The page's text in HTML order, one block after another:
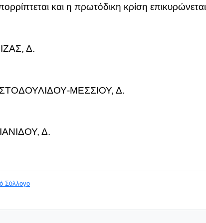
και η πρωτόδικη κρίση
Δ.
Δ.
Δ.
Σύλλογο